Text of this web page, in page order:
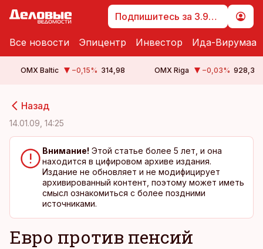
Подпишитесь за 3.99 €
Все новости Эпицентр Инвестор Ида-Вирумаа
OMX Baltic −0,15% 314,98 OMX Riga −0,03% 928,3
Назад
14.01.09, 14:25
Внимание! Этой статье более 5 лет, и она
находится в цифировом архиве издания.
Издание не обновляет и не модифицирует
архивированный контент, поэтому может иметь
смысл ознакомиться с более поздними
источниками.
Евро против пенсий